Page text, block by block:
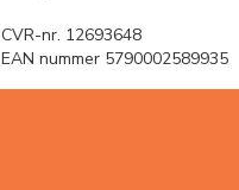
CVR-nr. 12693648
EAN nummer 5790002589935